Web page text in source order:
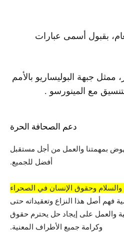
بقبول أسمى عبارات
ممثل جبهة البوليساريو بالأمم
مع المينورسو .
دعم الصحافة الحرة
بمهمتنا والعمل من أجل مستقبل
أفضل للجميع.
والسلام وحقوق الإنسان في الصحراء
فهم أصل هذا النزاع وتعقيداته حتى
والعمل على إيجاد حل يحترم حقوق
وكرامة جميع الأطراف المعنية.